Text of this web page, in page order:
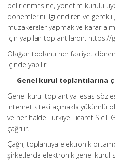
belirlenmesine, yönetim kurulu
dönemlerini ilgilendiren ve
müzakereler yapmak ve karar
için yapılan toplantılardır. https://
Olağan toplantı her faaliyet
içinde yapılır.
— Genel kurul toplantılarına
Genel kurul toplantıya, esas
internet sitesi açmakla yükümlü
ve her halde Türkiye Ticaret Sicili
çağrılır.
Çağrı, toplantıya elektronik
şirketlerde elektronik genel kurul